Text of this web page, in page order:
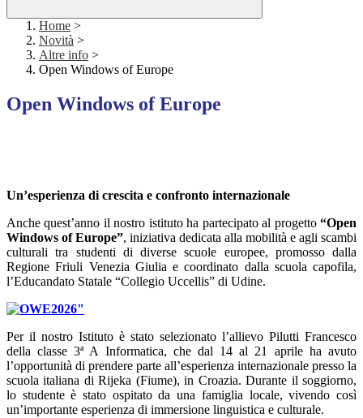
Home >
Novità >
Altre info >
Open Windows of Europe
Open Windows of Europe
Un’esperienza di crescita e confronto internazionale
Anche quest’anno il nostro istituto ha partecipato al progetto “Open
Windows of Europe”, iniziativa dedicata alla mobilità e agli scambi
culturali tra studenti di diverse scuole europee, promosso dalla
Regione Friuli Venezia Giulia e coordinato dalla scuola capofila,
l’Educandato Statale “Collegio Uccellis” di Udine.
Per il nostro Istituto è stato selezionato l’allievo Pilutti Francesco
della classe 3ª A Informatica, che dal 14 al 21 aprile ha avuto
l’opportunità di prendere parte all’esperienza internazionale presso la
scuola italiana di Rijeka (Fiume), in Croazia. Durante il soggiorno,
lo studente è stato ospitato da una famiglia locale, vivendo così
un’importante esperienza di immersione linguistica e culturale.